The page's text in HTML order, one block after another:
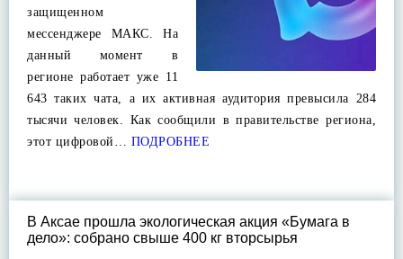
защищенном
мессенджере МАКС. На
данный момент в
регионе работает уже 11
643 таких чата, а их активная аудитория превысила 284
тысячи человек. Как сообщили в правительстве региона,
этот цифровой… ПОДРОБНЕЕ
В Аксае прошла экологическая акция «Бумага в
дело»: собрано свыше 400 кг вторсырья